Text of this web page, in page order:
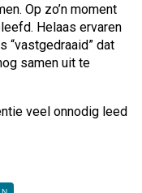
Op zo’n moment
Helaas ervaren
“vastgedraaid” dat
samen uit te
veel onnodig leed